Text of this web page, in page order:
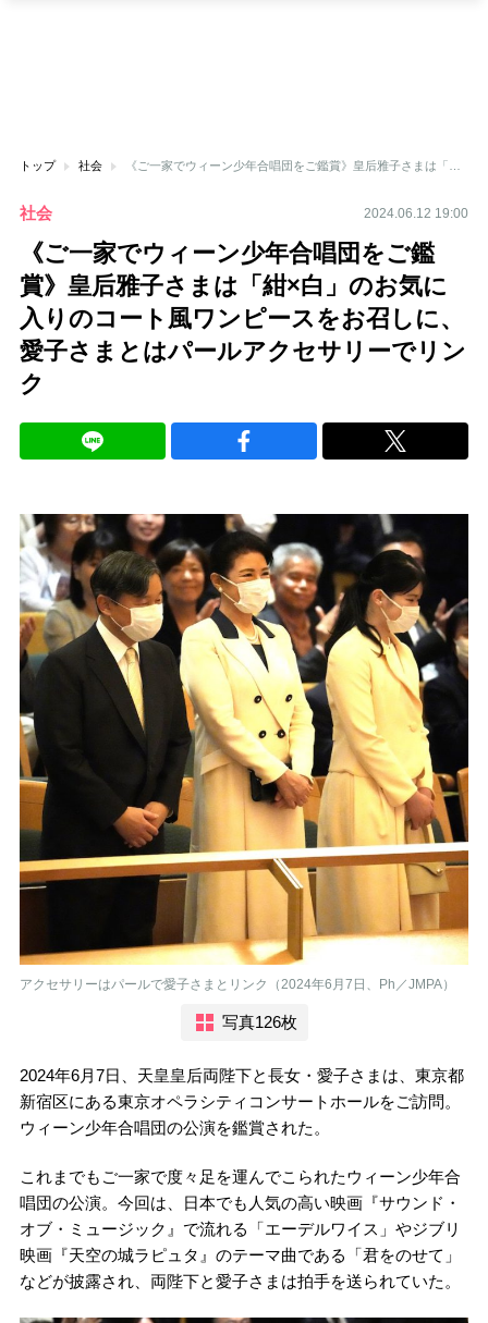
トップ 社会
社会 2024.06.12 19:00
《ご一家でウィーン少年合唱団をご鑑
賞》皇后雅子さまは「紺×白」のお気に
入りのコート風ワンピースをお召しに、
愛子さまとはパールアクセサリーでリン
ク
アクセサリーはパールで愛子さまとリンク（2024年6月7日、Ph／JMPA）
写真126枚
2024年6月7日、天皇皇后両陛下と長女・愛子さまは、東京都
新宿区にある東京オペラシティコンサートホールをご訪問。
ウィーン少年合唱団の公演を鑑賞された。
これまでもご一家で度々足を運んでこられたウィーン少年合
唱団の公演。今回は、日本でも人気の高い映画『サウンド・
オブ・ミュージック』で流れる「エーデルワイス」やジブリ
映画『天空の城ラピュタ』のテーマ曲である「君をのせて」
などが披露され、両陛下と愛子さまは拍手を送られていた。